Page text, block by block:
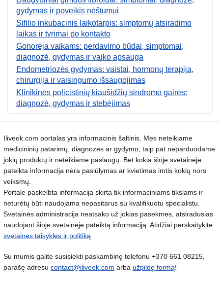
gydymas ir poveikis nėštumui
Sifilio inkubacinis laikotarpis: simptomų atsiradimo
laikas ir tyrimai po kontakto
Gonorėja vaikams: perdavimo būdai, simptomai,
diagnozė, gydymas ir vaiko apsauga
Endometriozės gydymas: vaistai, hormonų terapija,
chirurgija ir vaisingumo išsaugojimas
Klinikinės policistinių kiaušidžių sindromo gairės:
diagnozė, gydymas ir stebėjimas
Iliveok.com portalas yra informacinis šaltinis. Mes neteikiame
medicininių patarimų, diagnozės ar gydymo, taip pat neparduodame
jokių produktų ir neteikiame paslaugų. Bet kokia šioje svetainėje
pateikta informacija nėra pasiūlymas ar kvietimas imtis kokių nors
veiksmų.
Portale paskelbta informacija skirta tik informaciniams tikslams ir
neturėtų būti naudojama nepasitarus su kvalifikuotu specialistu.
Svetainės administracija neatsako už jokias pasekmes, atsiradusias
naudojant šioje svetainėje pateiktą informaciją. Atidžiai perskaitykite
svetainės taisykles ir politiką
Su mumis galite susisiekti paskambinę telefonu +370 661 08215,
parašę adresu contact@iliveok.com arba užpildę formą!